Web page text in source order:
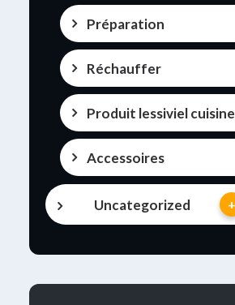
Préparation
Réchauffer
Produit lessiviel cuisine
Accessoires
Uncategorized